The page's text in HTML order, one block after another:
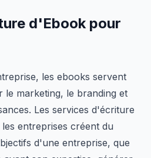
d'Ebook pour
les ebooks servent
le marketing, le branding et
Les services d'écriture
entreprises créent du
d'une entreprise, que